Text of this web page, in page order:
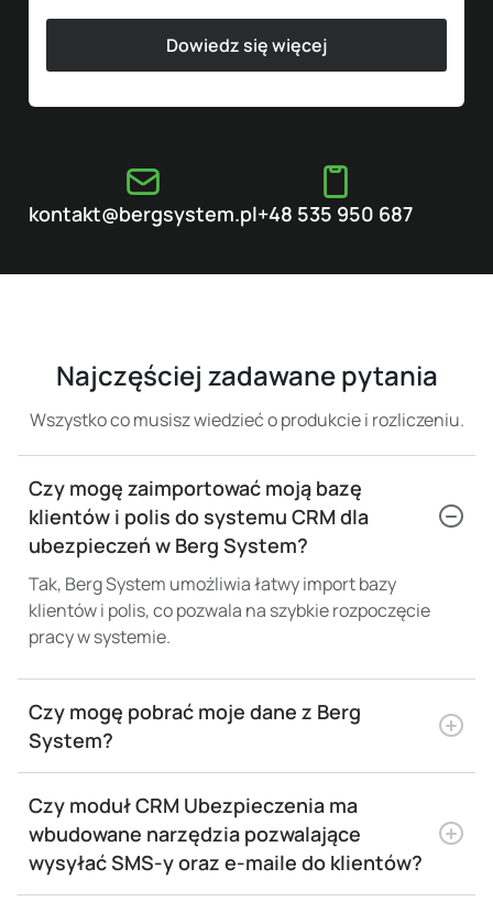
Dowiedz się więcej
kontakt@bergsystem.pl+48 535 950 687
Najczęściej zadawane pytania​
Wszystko co musisz wiedzieć o produkcie i rozliczeniu.
Czy mogę zaimportować moją bazę
klientów i polis do systemu CRM dla
ubezpieczeń w Berg System?
Tak, Berg System umożliwia łatwy import bazy
klientów i polis, co pozwala na szybkie rozpoczęcie
pracy w systemie.
Czy mogę pobrać moje dane z Berg
System?
Czy moduł CRM Ubezpieczenia ma
wbudowane narzędzia pozwalające
wysyłać SMS-y oraz e-maile do klientów?